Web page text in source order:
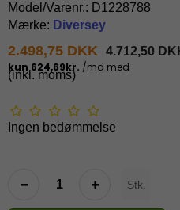
Model/Varenr.: D1228788
Mærke: Diversey
2.498,75 DKK 4.712,50
(inkl. moms)
Ingen bedømmelse
Stk.